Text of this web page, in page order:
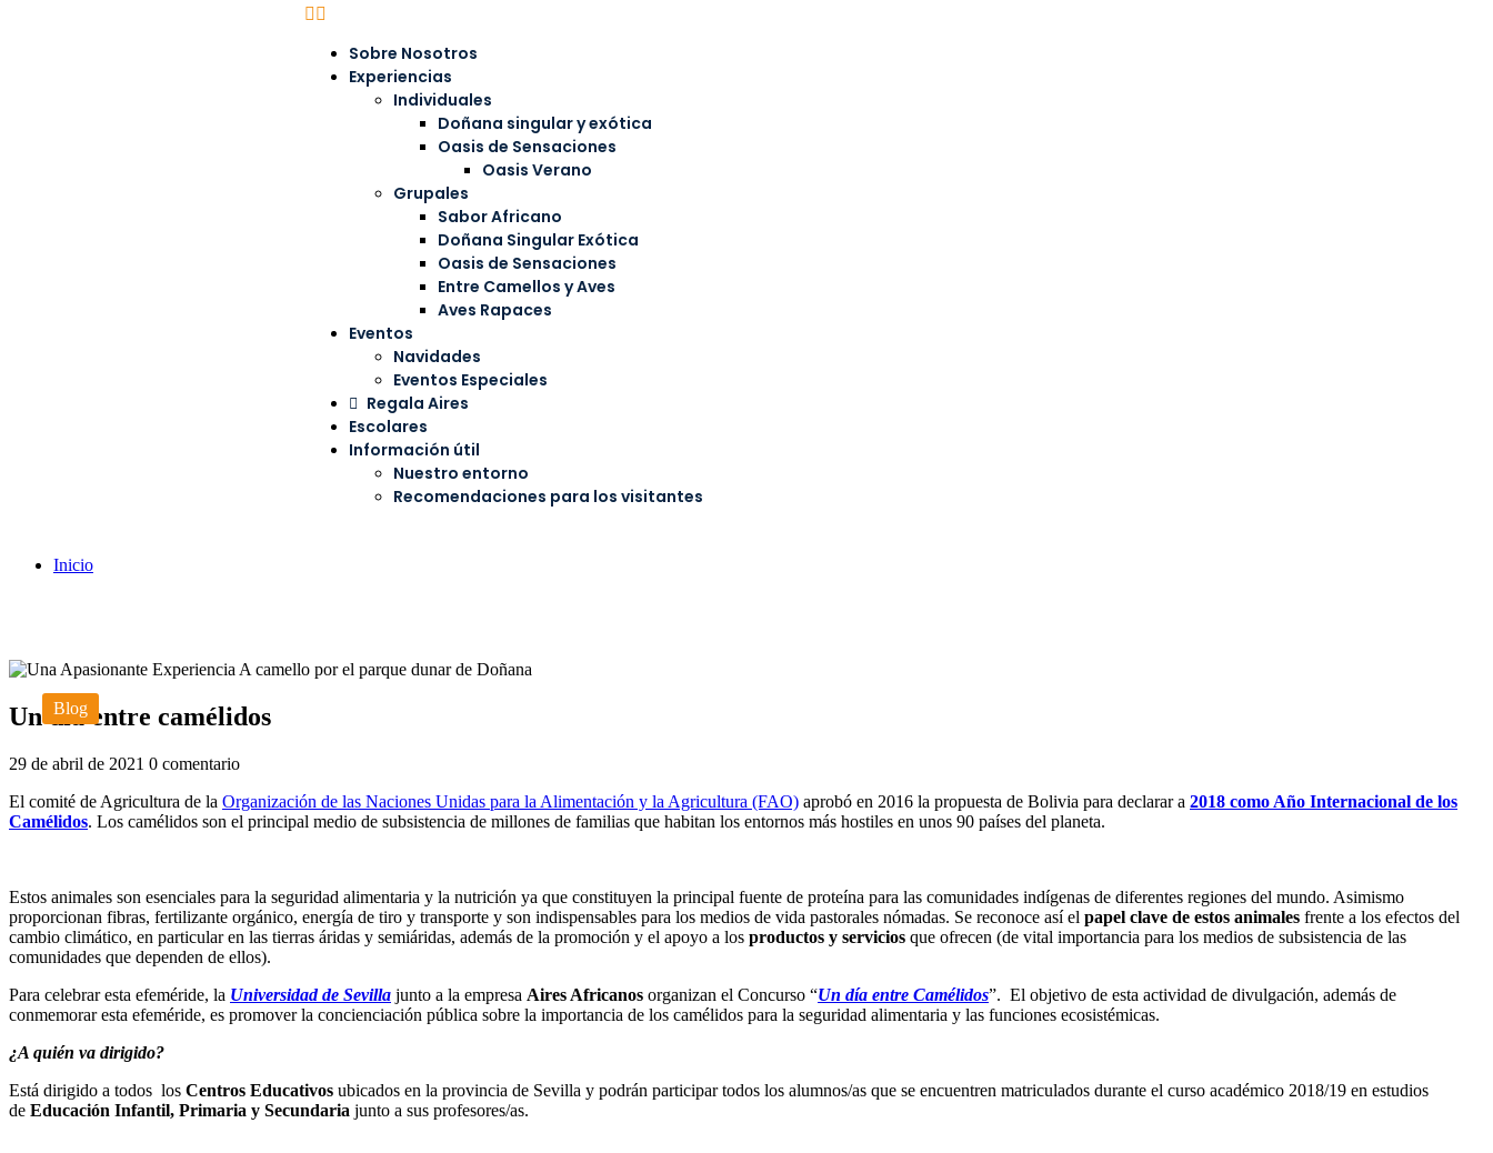
Sobre Nosotros
Experiencias
Individuales
Doñana singular y exótica
Oasis de Sensaciones
Oasis Verano
Grupales
Sabor Africano
Doñana Singular Exótica
Oasis de Sensaciones
Entre Camellos y Aves
Aves Rapaces
Eventos
Navidades
Eventos Especiales
Regala Aires
Escolares
Información útil
Nuestro entorno
Recomendaciones para los visitantes
Inicio
Blog
Un día entre camélidos
29 de abril de 2021 0 comentario
El comité de Agricultura de la Organización de las Naciones Unidas para la Alimentación y la Agricultura (FAO) aprobó en 2016 la propuesta de Bolivia para declarar a 2018 como Año Internacional de los
Camélidos. Los camélidos son el principal medio de subsistencia de millones de familias que habitan los entornos más hostiles en unos 90 países del planeta.
Estos animales son esenciales para la seguridad alimentaria y la nutrición ya que constituyen la principal fuente de proteína para las comunidades indígenas de diferentes regiones del mundo. Asimismo
proporcionan fibras, fertilizante orgánico, energía de tiro y transporte y son indispensables para los medios de vida pastorales nómadas. Se reconoce así el papel clave de estos animales frente a los efectos del
cambio climático, en particular en las tierras áridas y semiáridas, además de la promoción y el apoyo a los productos y servicios que ofrecen (de vital importancia para los medios de subsistencia de las
comunidades que dependen de ellos).
Para celebrar esta efeméride, la Universidad de Sevilla junto a la empresa Aires Africanos organizan el Concurso “Un día entre Camélidos”. El objetivo de esta actividad de divulgación, además de
conmemorar esta efeméride, es promover la concienciación pública sobre la importancia de los camélidos para la seguridad alimentaria y las funciones ecosistémicas.
¿A quién va dirigido?
Está dirigido a todos los Centros Educativos ubicados en la provincia de Sevilla y podrán participar todos los alumnos/as que se encuentren matriculados durante el curso académico 2018/19 en estudios
de Educación Infantil, Primaria y Secundaria junto a sus profesores/as.